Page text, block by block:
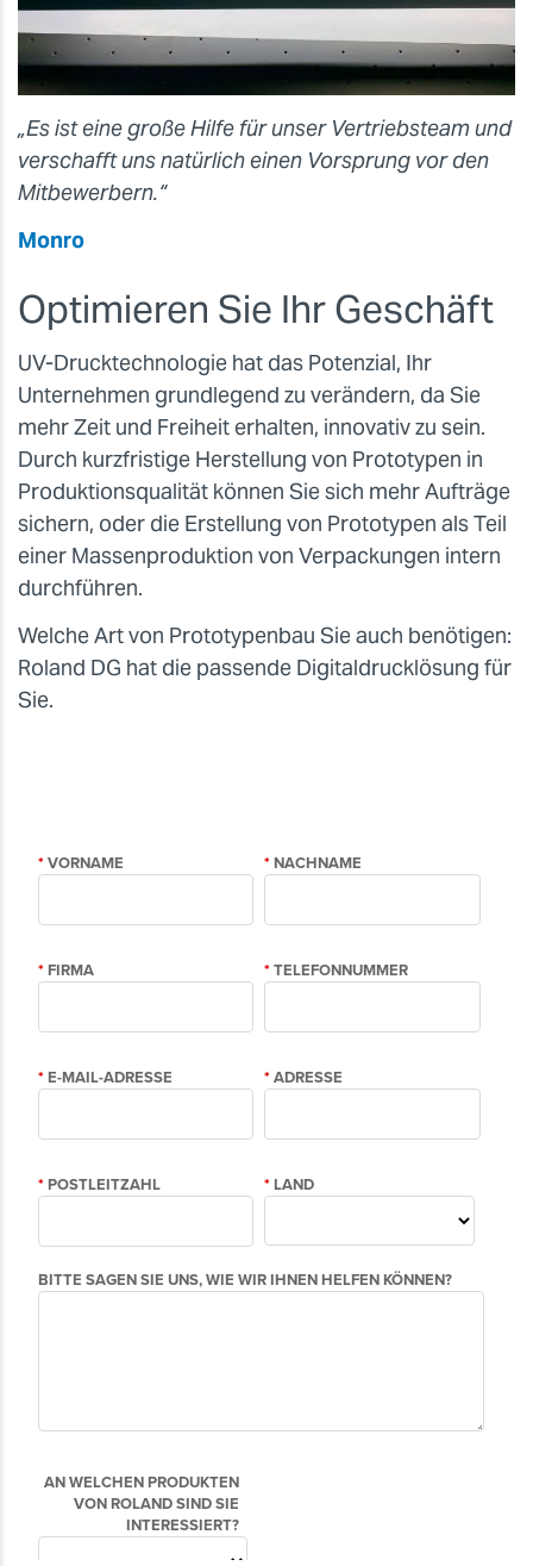
„Es ist eine große Hilfe für unser Vertriebsteam und
verschafft uns natürlich einen Vorsprung vor den
Mitbewerbern.“
Monro
Optimieren Sie Ihr Geschäft
UV-Drucktechnologie hat das Potenzial, Ihr
Unternehmen grundlegend zu verändern, da Sie
mehr Zeit und Freiheit erhalten, innovativ zu sein.
Durch kurzfristige Herstellung von Prototypen in
Produktionsqualität können Sie sich mehr Aufträge
sichern, oder die Erstellung von Prototypen als Teil
einer Massenproduktion von Verpackungen intern
durchführen.
Welche Art von Prototypenbau Sie auch benötigen:
Roland DG hat die passende Digitaldrucklösung für
Sie.